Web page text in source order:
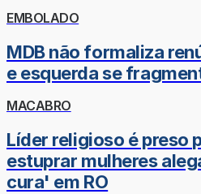
EMBOLADO
MDB não formaliza
e esquerda se
MACABRO
Líder religioso é preso
estuprar mulheres
cura' em RO